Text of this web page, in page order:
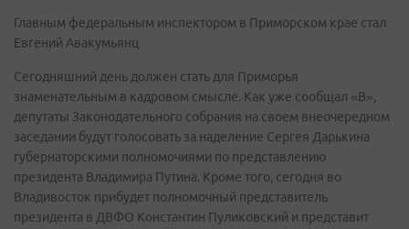
Главным федеральным инспектором в Приморском крае стал
Евгений Авакумьянц
Сегодняшний день должен стать для Приморья
знаменательным в кадровом смысле. Как уже сообщал «В»,
депутаты Законодательного собрания на своем внеочередном
заседании будут голосовать за наделение Сергея Дарькина
губернаторскими полномочиями по представлению
президента Владимира Путина. Кроме того, сегодня во
Владивосток прибудет полномочный представитель
президента в ДВФО Константин Пуликовский и представит